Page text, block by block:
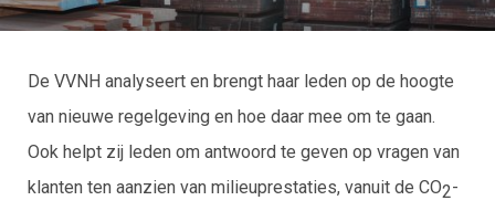
De VVNH analyseert en brengt haar leden op de hoogte
van nieuwe regelgeving en hoe daar mee om te gaan.
Ook helpt zij leden om antwoord te geven op vragen van
klanten ten aanzien van milieuprestaties, vanuit de CO2-